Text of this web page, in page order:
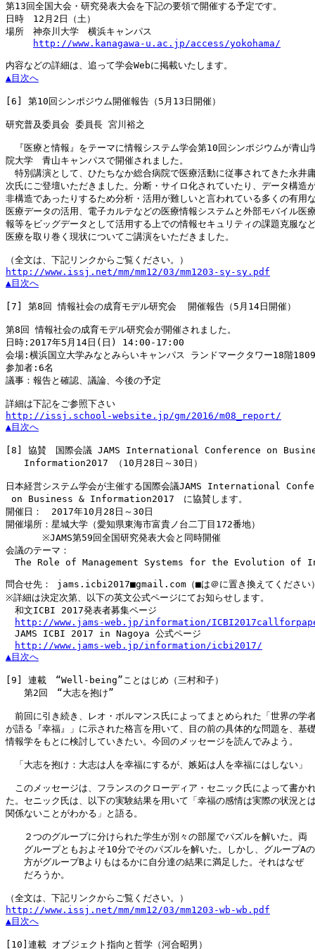
第13回全国大会・研究発表大会を下記の要領で開催する予定です。
日時　12月2日（土）
場所　神奈川大学　横浜キャンパス
http://www.kanagawa-u.ac.jp/access/yokohama/
▲目次へ
[6] 第10回シンポジウム開催報告（5月13日開催）
研究普及委員会 委員長 宮川裕之
『医療と情報』をテーマに情報システム学会第10回シンポジウムが青山
院大学　青山キャンパスで開催されました。
特別講演として、ひたちなか総合病院で医療活動に従事されてきた永井
次氏にご登壇いただきました。分断・サイロ化されていたり、データ構造
非構造であったりするため分析・活用が難しいと言われている多くの有用
医療データの活用、電子カルテなどの医療情報システムと外部モバイル医
報等をビッグデータとして活用する上での情報セキュリティの課題克服な
医療を取り巻く現状についてご講演をいただきました。
http://www.issj.net/mm/mm12/03/mm1203-sy-sy.pdf
▲目次へ
[7] 第8回 情報社会の成育モデル研究会  開催報告（5月14日開催）
第8回 情報社会の成育モデル研究会が開催されました。
日時:2017年5月14日(日) 14:00-17:00
会場:横浜国立大学みなとみらいキャンパス ランドマークタワー18階
参加者:6名
議事：報告と確認、議論、今後の予定
http://issj.school-website.jp/gm/2016/m08_report/
▲目次へ
[8]
協賛　国際会議 JAMS International Conference on
Information2017 （10月28日～30日）
日本経営システム学会が主催する国際会議JAMS International
on Business & Information2017　に協賛します。
開催日：　2017年10月28日～30日
開催場所：星城大学（愛知県東海市富貴ノ台二丁目172番地）
※JAMS第59回全国研究発表大会と同時開催
会議のテーマ：
The Role of Management Systems for the Evolution of
問合せ先： jams.icbi2017■gmail.com（■は＠に置き換えてください
※詳細は決定次第、以下の英文公式ページにてお知らせします。
和文ICBI 2017発表者募集ページ
http://www.jams-web.jp/information/
JAMS ICBI 2017 in Nagoya 公式ページ
http://www.jams-web.jp/information/icbi2017/
▲目次へ
[9]
連載　“Well-being”ことはじめ（三村和子）
第2回　“大志を抱け”
前回に引き続き、レオ・ボルマンス氏によってまとめられた「世界の学
が語る『幸福』」に示された格言を用いて、目の前の具体的な問題を、基
情報学をもとに検討していきたい。今回のメッセージを読んでみよう。
「大志を抱け：大志は人を幸福にするが、嫉妬は人を幸福にはしない」
このメッセージは、フランスのクローディア・セニック氏によって書か
た。セニック氏は、以下の実験結果を用いて「幸福の感情は実際の状況と
関係ないことがわかる」と語る。
２つのグループに分けられた学生が別々の部屋でパズルを解いた。両
グループともおよそ10分でそのパズルを解いた。しかし、グループAの
方がグループBよりもはるかに自分達の結果に満足した。それはなぜ
だろうか。
http://www.issj.net/mm/mm12/03/mm1203-wb-wb.pdf
▲目次へ
[10] 連載 オブジェクト指向と哲学（河合昭男）